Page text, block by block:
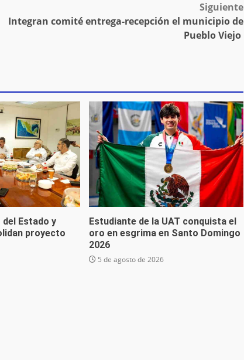
Siguiente
Integran comité entrega-recepción el municipio de
Pueblo Viejo
del Estado y
proyecto
Estudiante de la UAT conquista el
oro en esgrima en Santo Domingo
2026
5 de agosto de 2026